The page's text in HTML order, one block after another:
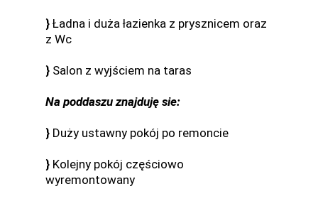
}Ładna i duża łazienka z prysznicem oraz
z Wc
} Salon z wyjściem na taras
Na poddaszu znajduję sie:
} Duży ustawny pokój po remoncie
} Kolejny pokój częściowo
wyremontowany